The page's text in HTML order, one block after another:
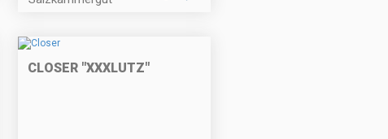
CLOSER "XXXLUTZ"